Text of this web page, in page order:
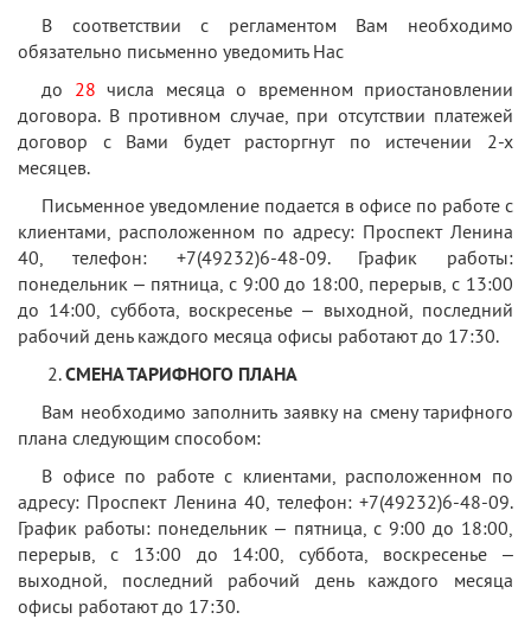
В соответствии с регламентом Вам необходимо
обязательно письменно уведомить Нас
до 28 числа месяца о временном приостановлении
договора. В противном случае, при отсутствии платежей
договор с Вами будет расторгнут по истечении 2-х
месяцев.
Письменное уведомление подается в офисе по работе с
клиентами, расположенном по адресу: Проспект Ленина
40, телефон: +7(49232)6-48-09. График работы:
понедельник – пятница, с 9:00 до 18:00, перерыв, с 13:00
до 14:00, суббота, воскресенье – выходной, последний
рабочий день каждого месяца офисы работают до 17:30.
СМЕНА ТАРИФНОГО ПЛАНА
Вам необходимо заполнить заявку на смену тарифного
плана следующим способом:
В офисе по работе с клиентами, расположенном по
адресу: Проспект Ленина 40, телефон: +7(49232)6-48-09.
График работы: понедельник – пятница, с 9:00 до 18:00,
перерыв, с 13:00 до 14:00, суббота, воскресенье –
выходной, последний рабочий день каждого месяца
офисы работают до 17:30.